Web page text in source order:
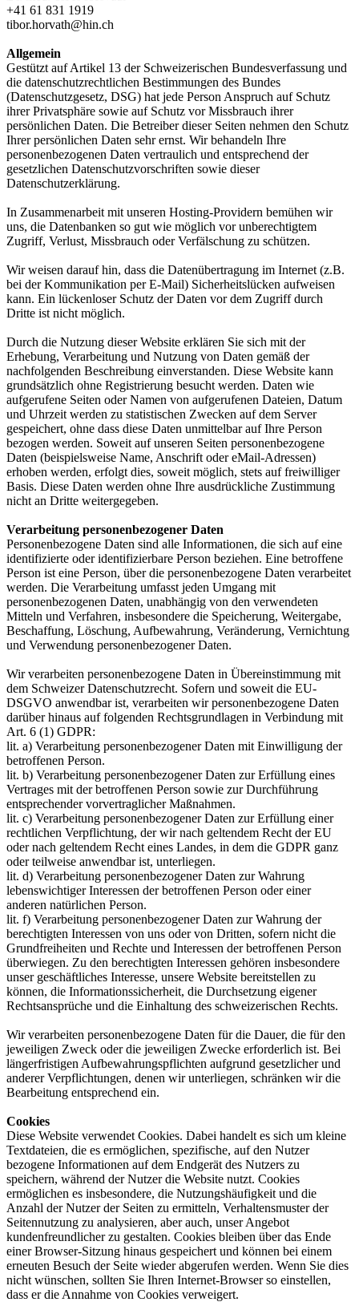
+41 61 831 1919
tibor.horvath@hin.ch
Allgemein
Gestützt auf Artikel 13 der Schweizerischen Bundesverfassung und
die datenschutzrechtlichen Bestimmungen des Bundes
(Datenschutzgesetz, DSG) hat jede Person Anspruch auf Schutz
ihrer Privatsphäre sowie auf Schutz vor Missbrauch ihrer
persönlichen Daten. Die Betreiber dieser Seiten nehmen den Schutz
Ihrer persönlichen Daten sehr ernst. Wir behandeln Ihre
personenbezogenen Daten vertraulich und entsprechend der
gesetzlichen Datenschutzvorschriften sowie dieser
Datenschutzerklärung.
In Zusammenarbeit mit unseren Hosting-Providern bemühen wir
uns, die Datenbanken so gut wie möglich vor unberechtigtem
Zugriff, Verlust, Missbrauch oder Verfälschung zu schützen.
Wir weisen darauf hin, dass die Datenübertragung im Internet (z.B.
bei der Kommunikation per E-Mail) Sicherheitslücken aufweisen
kann. Ein lückenloser Schutz der Daten vor dem Zugriff durch
Dritte ist nicht möglich.
Durch die Nutzung dieser Website erklären Sie sich mit der
Erhebung, Verarbeitung und Nutzung von Daten gemäß der
nachfolgenden Beschreibung einverstanden. Diese Website kann
grundsätzlich ohne Registrierung besucht werden. Daten wie
aufgerufene Seiten oder Namen von aufgerufenen Dateien, Datum
und Uhrzeit werden zu statistischen Zwecken auf dem Server
gespeichert, ohne dass diese Daten unmittelbar auf Ihre Person
bezogen werden. Soweit auf unseren Seiten personenbezogene
Daten (beispielsweise Name, Anschrift oder eMail-Adressen)
erhoben werden, erfolgt dies, soweit möglich, stets auf freiwilliger
Basis. Diese Daten werden ohne Ihre ausdrückliche Zustimmung
nicht an Dritte weitergegeben.
Verarbeitung personenbezogener Daten
Personenbezogene Daten sind alle Informationen, die sich auf eine
identifizierte oder identifizierbare Person beziehen. Eine betroffene
Person ist eine Person, über die personenbezogene Daten verarbeitet
werden. Die Verarbeitung umfasst jeden Umgang mit
personenbezogenen Daten, unabhängig von den verwendeten
Mitteln und Verfahren, insbesondere die Speicherung, Weitergabe,
Beschaffung, Löschung, Aufbewahrung, Veränderung, Vernichtung
und Verwendung personenbezogener Daten.
Wir verarbeiten personenbezogene Daten in Übereinstimmung mit
dem Schweizer Datenschutzrecht. Sofern und soweit die EU-
DSGVO anwendbar ist, verarbeiten wir personenbezogene Daten
darüber hinaus auf folgenden Rechtsgrundlagen in Verbindung mit
Art. 6 (1) GDPR:
lit. a) Verarbeitung personenbezogener Daten mit Einwilligung der
betroffenen Person.
lit. b) Verarbeitung personenbezogener Daten zur Erfüllung eines
Vertrages mit der betroffenen Person sowie zur Durchführung
entsprechender vorvertraglicher Maßnahmen.
lit. c) Verarbeitung personenbezogener Daten zur Erfüllung einer
rechtlichen Verpflichtung, der wir nach geltendem Recht der EU
oder nach geltendem Recht eines Landes, in dem die GDPR ganz
oder teilweise anwendbar ist, unterliegen.
lit. d) Verarbeitung personenbezogener Daten zur Wahrung
lebenswichtiger Interessen der betroffenen Person oder einer
anderen natürlichen Person.
lit. f) Verarbeitung personenbezogener Daten zur Wahrung der
berechtigten Interessen von uns oder von Dritten, sofern nicht die
Grundfreiheiten und Rechte und Interessen der betroffenen Person
überwiegen. Zu den berechtigten Interessen gehören insbesondere
unser geschäftliches Interesse, unsere Website bereitstellen zu
können, die Informationssicherheit, die Durchsetzung eigener
Rechtsansprüche und die Einhaltung des schweizerischen Rechts.
Wir verarbeiten personenbezogene Daten für die Dauer, die für den
jeweiligen Zweck oder die jeweiligen Zwecke erforderlich ist. Bei
längerfristigen Aufbewahrungspflichten aufgrund gesetzlicher und
anderer Verpflichtungen, denen wir unterliegen, schränken wir die
Bearbeitung entsprechend ein.
Cookies
Diese Website verwendet Cookies. Dabei handelt es sich um kleine
Textdateien, die es ermöglichen, spezifische, auf den Nutzer
bezogene Informationen auf dem Endgerät des Nutzers zu
speichern, während der Nutzer die Website nutzt. Cookies
ermöglichen es insbesondere, die Nutzungshäufigkeit und die
Anzahl der Nutzer der Seiten zu ermitteln, Verhaltensmuster der
Seitennutzung zu analysieren, aber auch, unser Angebot
kundenfreundlicher zu gestalten. Cookies bleiben über das Ende
einer Browser-Sitzung hinaus gespeichert und können bei einem
erneuten Besuch der Seite wieder abgerufen werden. Wenn Sie dies
nicht wünschen, sollten Sie Ihren Internet-Browser so einstellen,
dass er die Annahme von Cookies verweigert.